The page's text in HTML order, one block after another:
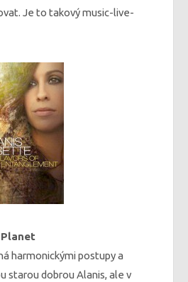
Je to takový music-live-
harmonickými postupy a
starou dobrou Alanis, ale v